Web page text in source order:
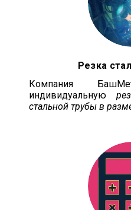
Резка
Компания
индивидуальную
стальной трубы в